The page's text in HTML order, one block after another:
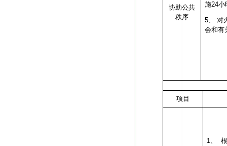
协助公共
秩序
施24小
5、
对
会和有
项目
1、